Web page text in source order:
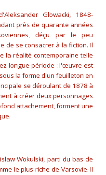
Glowacki, 1848-
près de quarante années
déçu par le peu
de se consacrer à la fiction. Il
la réalité contemporaine telle
longue période : l'œuvre est
la forme d'un feuilleton en
se déroulant de 1878 à
à créer deux personnages
attachement, forment une
Wokulski, parti du bas de
le plus riche de Varsovie. Il